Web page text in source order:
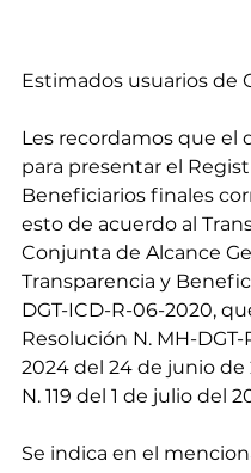
Estimados usuarios de
Les recordamos que el
para presentar el
Beneficiarios finales
esto de acuerdo al
Conjunta de Alcance
Transparencia y
DGT-ICD-R-06-2020,
Resolución N. MH-
2024 del 24 de junio de
N. 119 del 1 de julio del
Se indica en el